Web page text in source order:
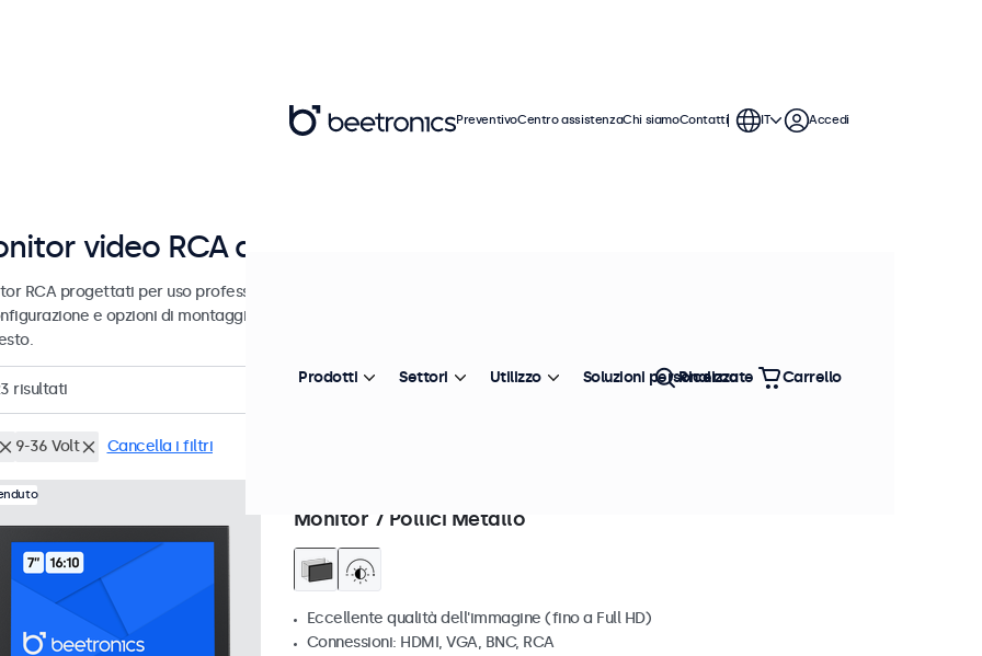
video RCA da 7 a 32 pollici
RCA progettati per uso professionale e uso continuativo. Questi monitor RCA offrono ampie opzioni
e opzioni di montaggio versatili, consentendo loro di integrarsi perfettamente qualsiasi
risultati Più venduto
9-36 Volt Cancella i filtri
Monitor 7 Pollici Metallo
Eccellente qualità dell'immagine (fino a Full HD)
Connessioni: HDMI, VGA, BNC, RCA
PreventivoCentro assistenzaChi siamoContatti IT Accedi
Prodotti Settori Utilizzo Soluzioni personalizzate
Ricerca Carrello